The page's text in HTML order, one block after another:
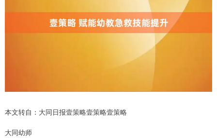
本文转自：大同日报壹策略壹策略壹策略
大同幼师